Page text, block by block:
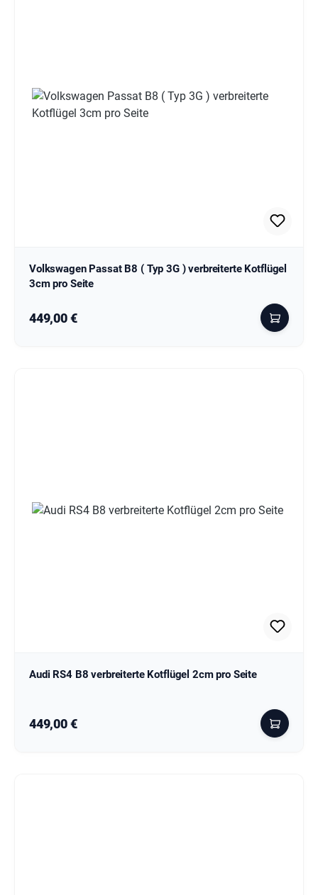
Volkswagen Passat B8 ( Typ 3G ) verbreiterte Kotflügel
3cm pro Seite
Regulärer Preis:
449,00 €
Audi RS4 B8 verbreiterte Kotflügel 2cm pro Seite
Regulärer Preis:
449,00 €